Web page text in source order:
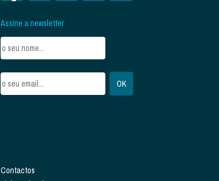
Assine a newsletter
Contactos